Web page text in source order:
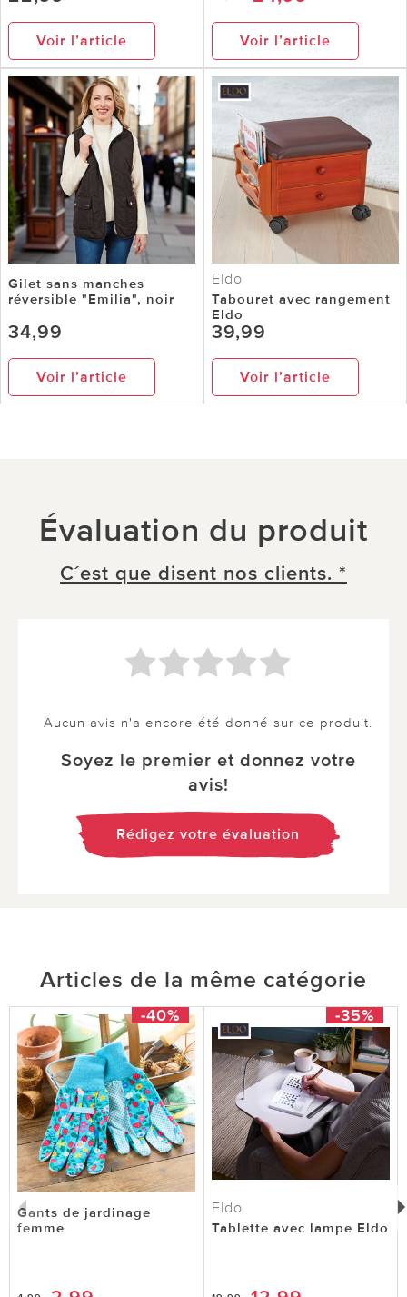
Voir l’article Voir l’article
Gilet sans manches
réversible "Emilia", noir
34,99
Voir l’article
Eldo
Tabouret avec rangement
Eldo
39,99
Voir l’article
Évaluation du produit
C´est que disent nos clients. *
Aucun avis n'a encore été donné sur ce produit.
Soyez le premier et donnez votre
avis!
Rédigez votre évaluation
Articles de la même catégorie
-40%
Gants de jardinage
femme
-35%
Eldo
Tablette avec lampe Eldo